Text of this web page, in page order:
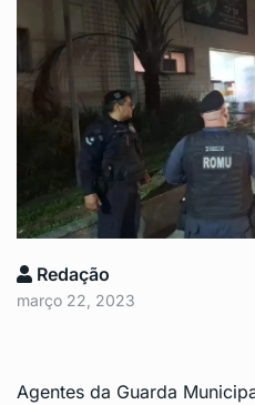
Redação
março 22, 2023
Agentes da Guarda